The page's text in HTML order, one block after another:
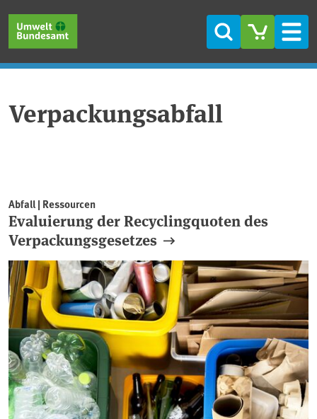
Suche
Verpackungsabfall
Abfall | Ressourcen
Evaluierung der Recyclingquoten des
Verpackungsgesetzes